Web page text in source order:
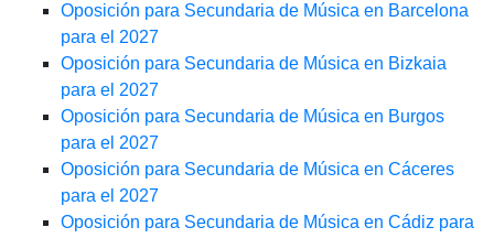
Oposición para Secundaria de Música en Barcelona
para el 2027
Oposición para Secundaria de Música en Bizkaia
para el 2027
Oposición para Secundaria de Música en Burgos
para el 2027
Oposición para Secundaria de Música en Cáceres
para el 2027
Oposición para Secundaria de Música en Cádiz para